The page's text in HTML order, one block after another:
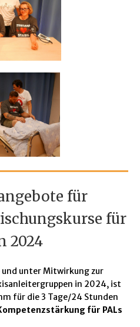
für
für
2024
unter Mitwirkung zur
in 2024, ist
für die 3 Tage/24 Stunden
für PALs